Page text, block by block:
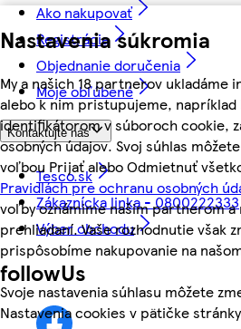
Nastavenia súkromia
My a našich 18 partnerov ukladáme
alebo k nim pristupujeme, napríklad
identifikátorom v súboroch cookie,
osobných údajov. Svoj súhlas
voľbou Prijať alebo Odmietnuť
Pravidlách pre ochranu osobných
voľby oznámime našim partnerom a
prehliadaní. Vaše rozhodnutie však
prispôsobíme nakupovanie na
Svoje nastavenia súhlasu môžete
Nastavenia cookies v pätičke
Ako nakupovať
Registrácia
Objednanie doručenia
Moje obľúbené
Kontaktujte nás
Tesco.sk
Zákaznícka linka - 0800222333
Výber obchodu
followUs